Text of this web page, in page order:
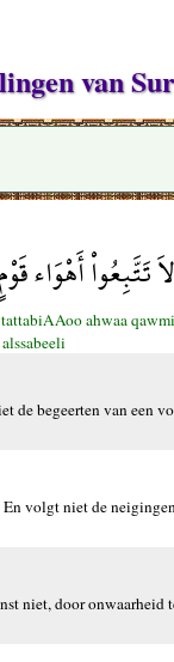
van
تَتَّبِعُواْ
ahwaa
alssabeeli
begeerten van een
volgt niet de
niet, door